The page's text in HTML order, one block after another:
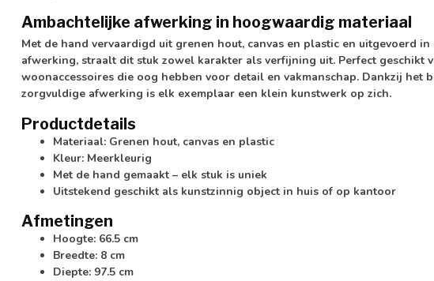
Ambachtelijke afwerking in hoogwaardig materiaal
Met de hand vervaardigd uit grenen hout, canvas en plastic en uitgevoerd
afwerking, straalt dit stuk zowel karakter als verfijning uit. Perfect geschikt
woonaccessoires die oog hebben voor detail en vakmanschap. Dankzij het
zorgvuldige afwerking is elk exemplaar een klein kunstwerk op zich.
Productdetails
Materiaal: Grenen hout, canvas en plastic
Kleur: Meerkleurig
Met de hand gemaakt – elk stuk is uniek
Uitstekend geschikt als kunstzinnig object in huis of op kantoor
Afmetingen
Hoogte: 66.5 cm
Breedte: 8 cm
Diepte: 97.5 cm